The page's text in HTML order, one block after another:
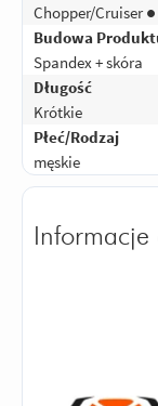
Chopper/Cruiser
Budowa
Spandex + skóra
Długość
Krótkie
Płeć/Rodzaj
męskie